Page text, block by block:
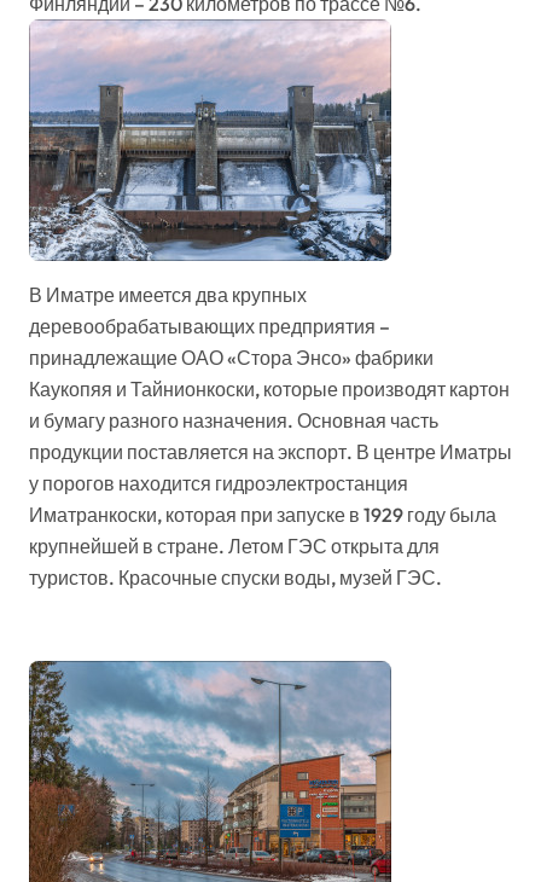
В Иматре имеется два крупных
деревообрабатывающих предприятия –
принадлежащие ОАО «Стора Энсо» фабрики
Каукопяя и Тайнионкоски, которые производят картон
и бумагу разного назначения. Основная часть
продукции поставляется на экспорт. В центре Иматры
у порогов находится гидроэлектростанция
Иматранкоски, которая при запуске в 1929 году была
крупнейшей в стране. Летом ГЭС открыта для
туристов. Красочные спуски воды, музей ГЭС.